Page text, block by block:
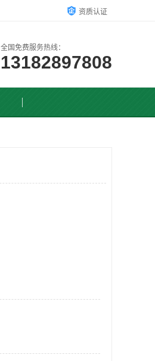
资质认证
全国免费服务热线：
13182897808